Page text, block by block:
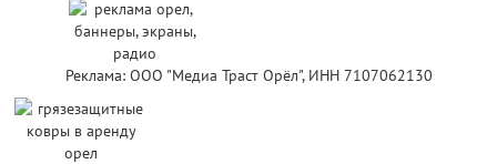
Реклама: ООО "Медиа Траст Орёл", ИНН 7107062130